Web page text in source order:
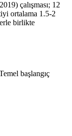
çalışması; 12
ortalama 1.5-2
birlikte
başlangıç